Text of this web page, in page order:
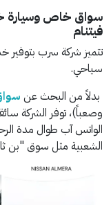
سواق خاص وسيارة
فيتنام
تتميز شركة سرب
سياحي.
بدلاً من البحث عن
وصعباً)، توفر الشركة
الواتس آب طوال مدة
الشعبية مثل سوق "بن